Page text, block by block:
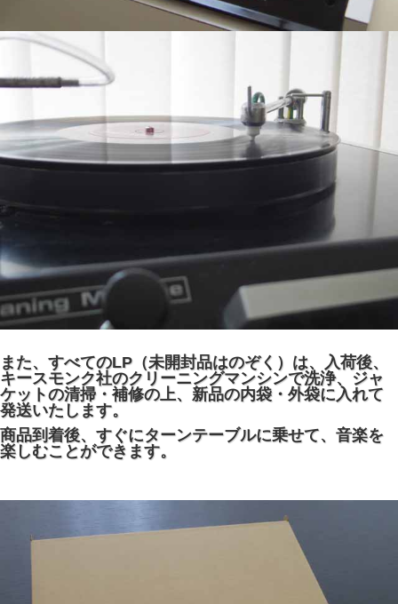
また、すべてのLP（未開封品はのぞく）は、入荷後、
キースモンク社のクリーニングマンシンで洗浄、ジャ
ケットの清掃・補修の上、新品の内袋・外袋に入れて
発送いたします。
商品到着後、すぐにターンテーブルに乗せて、音楽を
楽しむことができます。